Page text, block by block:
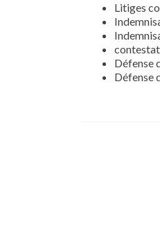
Litiges
Défense
Défense